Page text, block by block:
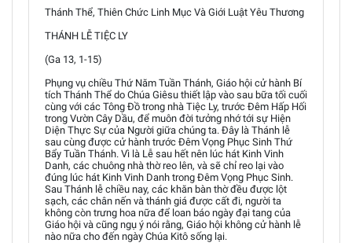
Thánh Thể, Thiên Chức Linh Mục Và Giới Luật Yêu Thương
THÁNH LỄ TIỆC LY
(Ga 13, 1-15)
Phụng vụ chiều Thứ Năm Tuần Thánh, Giáo hội cử hành Bí
tích Thánh Thể do Chúa Giêsu thiết lập vào sau bữa tối cuối
cùng với các Tông Đồ trong nhà Tiệc Ly, trước Đêm Hấp Hối
trong Vườn Cây Dầu, để muôn đời tưởng nhớ tới sự Hiện
Diện Thực Sự của Người giữa chúng ta. Đây là Thánh lễ
sau cùng được cử hành trước Đêm Vọng Phục Sinh Thứ
Bẩy Tuần Thánh. Vì là Lễ sau hết nên lúc hát Kinh Vinh
Danh, các chuông nhà thờ reo lên, và sẽ chỉ reo lại vào
đúng lúc hát Kinh Vinh Danh trong Đêm Vọng Phục Sinh.
Sau Thánh lễ chiều nay, các khăn bàn thờ đều được lột
sạch, các chân nến và thánh giá được cất đi, người ta
không còn trưng hoa nữa để loan báo ngày đại tang của
Giáo hội và cũng ngụ ý nói rằng, Giáo hội không cử hành lễ
nào nữa cho đến ngày Chúa Kitô sống lại.